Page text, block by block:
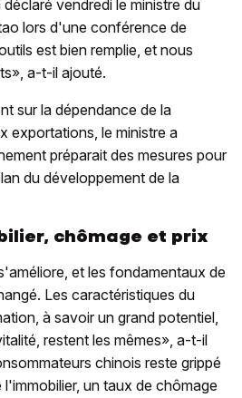
vendredi le ministre du
lors d'une conférence de
est bien remplie, et nous
a-t-il ajouté.
sur la dépendance de la
exportations, le ministre a
préparait des mesures pour
du développement de la
chômage et prix
et les fondamentaux de
Les caractéristiques du
à savoir un grand potentiel,
restent les mêmes», a-t-il
chinois reste grippé
un taux de chômage